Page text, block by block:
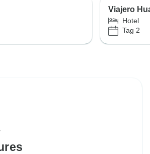
Viajero
Hotel
Tag 2